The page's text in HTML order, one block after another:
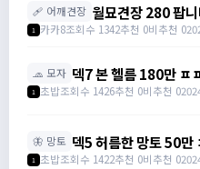
🩹 어깨견장 월묘견장 280 팝
https://
1 카카8조회수 1342추천 0비추천 0
🧢 모자 덱7 본 헬름 180만 ㅍ
: banana555_
1 초밥조회수 1426추천 0비추천 0
🦋 망토 덱5 허름한 망토 50
드 : banana555_
1 초밥조회수 1422추천 0비추천 0